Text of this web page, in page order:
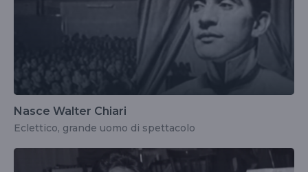
Nasce Walter Chiari
Eclettico, grande uomo di spettacolo